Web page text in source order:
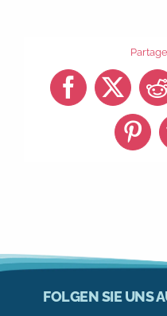
Facebook
X
FOLGEN SIE UNS